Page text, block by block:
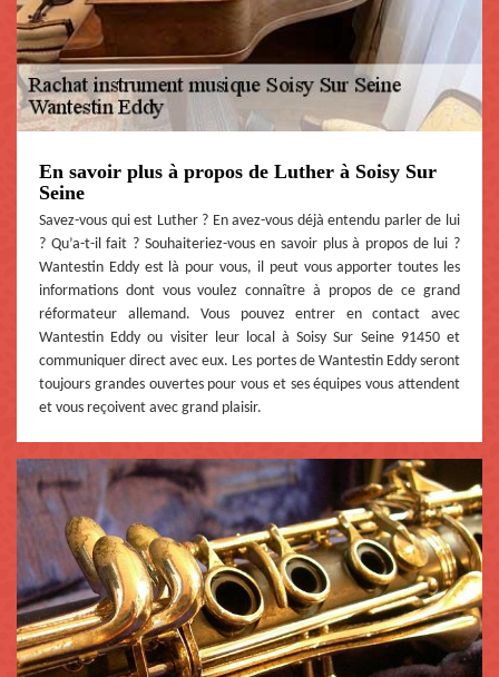
En savoir plus à propos de Luther à Soisy Sur
Seine
Savez-vous qui est Luther ? En avez-vous déjà entendu parler de lui
? Qu’a-t-il fait ? Souhaiteriez-vous en savoir plus à propos de lui ?
Wantestin Eddy est là pour vous, il peut vous apporter toutes les
informations dont vous voulez connaître à propos de ce grand
réformateur allemand. Vous pouvez entrer en contact avec
Wantestin Eddy ou visiter leur local à Soisy Sur Seine 91450 et
communiquer direct avec eux. Les portes de Wantestin Eddy seront
toujours grandes ouvertes pour vous et ses équipes vous attendent
et vous reçoivent avec grand plaisir.